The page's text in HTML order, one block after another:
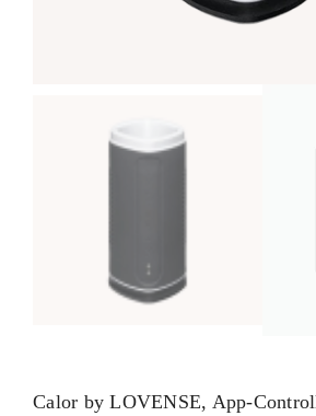
Calor by LOVENSE, App-